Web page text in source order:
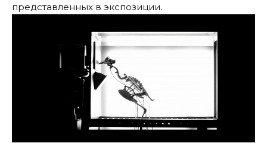
представленных в экспозиции.